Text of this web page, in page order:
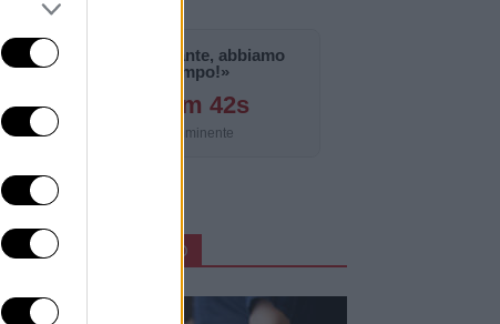
«La notizia è importante, abbiamo
bisogno di tempo!»
126g 5h 59m 41s
Aggiornamento imminente
ARTICOLI IN PRIMO PIANO